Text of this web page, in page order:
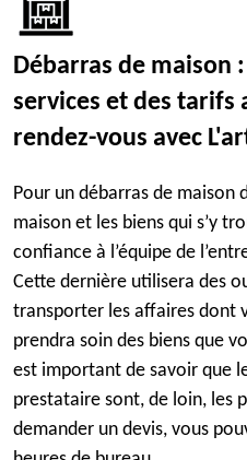
Débarras de maison
services et des tarifs
rendez-vous avec
Pour un débarras de
maison et les biens qui s’y
confiance à l’équipe de
Cette dernière utilisera des
transporter les affaires dont
prendra soin des biens que
est important de savoir que
prestataire sont, de loin, les
demander un devis, vous